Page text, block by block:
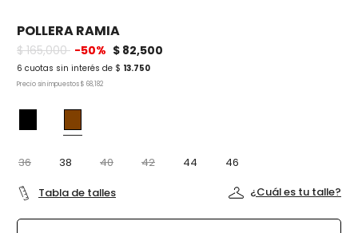
POLLERA RAMIA
$ 165,000 -50% $ 82,500
6 cuotas sin interés de $ 13.750
Precio sin impuestos$ 68,182
36 38 40 42 44
46
Tabla de talles
¿Cuál es tu talle?